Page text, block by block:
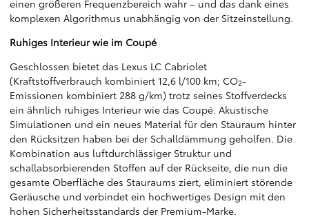
einen größeren Frequenzbereich wahr – und das dank eines
komplexen Algorithmus unabhängig von der Sitzeinstellung.
Ruhiges Interieur wie im Coupé
Geschlossen bietet das Lexus LC Cabriolet
(Kraftstoffverbrauch kombiniert 12,6 l/100 km; CO2-
Emissionen kombiniert 288 g/km) trotz seines Stoffverdecks
ein ähnlich ruhiges Interieur wie das Coupé. Akustische
Simulationen und ein neues Material für den Stauraum hinter
den Rücksitzen haben bei der Schalldämmung geholfen. Die
Kombination aus luftdurchlässiger Struktur und
schallabsorbierenden Stoffen auf der Rückseite, die nun die
gesamte Oberfläche des Stauraums ziert, eliminiert störende
Geräusche und verbindet ein hochwertiges Design mit den
hohen Sicherheitsstandards der Premium-Marke.